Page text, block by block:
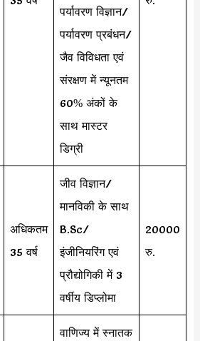
पर्यावरण विज्ञान/
पर्यावरण प्रबंधन/
जैव विविधता एवं
संरक्षण में न्यूनतम
60% अंकों के
साथ मास्टर
डिग्री
अधिकतम
35 वर्ष
जीव विज्ञान/
मानविकी के साथ
B.Sc/
इंजीनियरिंग एवं
प्रौद्योगिकी में 3
वर्षीय डिप्लोमा
20000
रु.
वाणिज्य में स्नातक